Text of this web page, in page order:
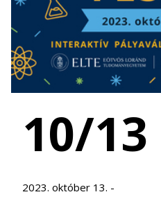
10/13
2023. október 13. -